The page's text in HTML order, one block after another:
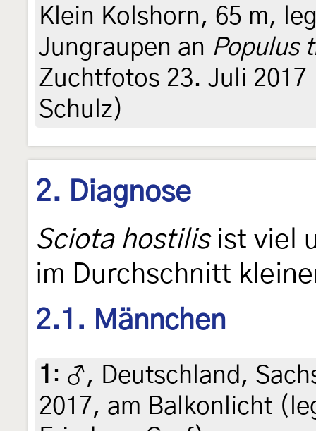
Klein Kolshorn, 65 m,
Jungraupen an Populus
Zuchtfotos 23. Juli
Schulz)
2. Diagnose
Sciota hostilisist viel
im Durchschnitt
2.1. Männchen
1 : ♂, Deutschland,
2017, am Balkonlicht